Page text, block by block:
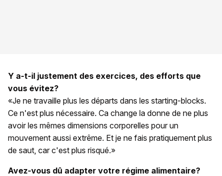
Y a-t-il justement des exercices, des efforts que
vous évitez?
«Je ne travaille plus les départs dans les starting-blocks.
Ce n'est plus nécessaire. Ca change la donne de ne plus
avoir les mêmes dimensions corporelles pour un
mouvement aussi extrême. Et je ne fais pratiquement plus
de saut, car c'est plus risqué.»
Avez-vous dû adapter votre régime alimentaire?